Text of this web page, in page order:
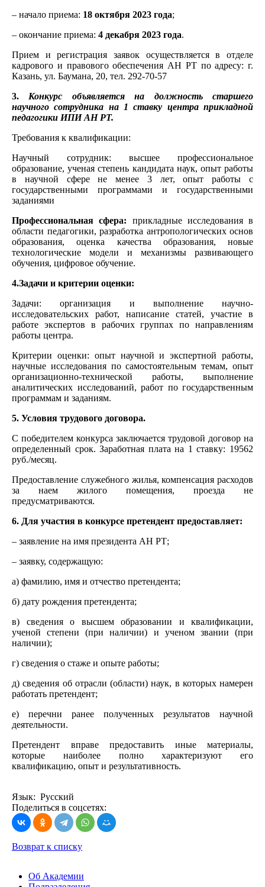
– начало приема: 18 октября 2023 года;
– окончание приема: 4 декабря 2023 года.
Прием и регистрация заявок осуществляется в отделе
кадрового и правового обеспечения АН РТ по адресу: г.
Казань, ул. Баумана, 20, тел. 292-70-57
3. Конкурс объявляется на должность старшего
научного сотрудника на 1 ставку центра прикладной
педагогики ИПИ АН РТ.
Требования к квалификации:
Научный сотрудник: высшее профессиональное
образование, ученая степень кандидата наук, опыт работы
в научной сфере не менее 3 лет, опыт работы с
государственными программами и государственными
заданиями
Профессиональная сфера: прикладные исследования в
области педагогики, разработка антропологических основ
образования, оценка качества образования, новые
технологические модели и механизмы развивающего
обучения, цифровое обучение.
4.Задачи и критерии оценки:
Задачи: организация и выполнение научно-
исследовательских работ, написание статей, участие в
работе экспертов в рабочих группах по направлениям
работы центра.
Критерии оценки: опыт научной и экспертной работы,
научные исследования по самостоятельным темам, опыт
организационно-технической работы, выполнение
аналитических исследований, работ по государственным
программам и заданиям.
5. Условия трудового договора.
С победителем конкурса заключается трудовой договор на
определенный срок. Заработная плата на 1 ставку: 19562
руб./месяц.
Предоставление служебного жилья, компенсация расходов
за наем жилого помещения, проезда не
предусматриваются.
6. Для участия в конкурсе претендент предоставляет:
– заявление на имя президента АН РТ;
– заявку, содержащую:
а) фамилию, имя и отчество претендента;
б) дату рождения претендента;
в) сведения о высшем образовании и квалификации,
ученой степени (при наличии) и ученом звании (при
наличии);
г) сведения о стаже и опыте работы;
д) сведения об отрасли (области) наук, в которых намерен
работать претендент;
е) перечни ранее полученных результатов научной
деятельности.
Претендент вправе предоставить иные материалы,
которые наиболее полно характеризуют его
квалификацию, опыт и результативность.
Язык: Русский
Поделиться в соцсетях:
Возврат к списку
Об Академии